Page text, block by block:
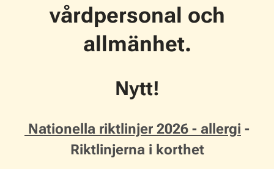
vårdpersonal och
allmänhet.
Nytt!
Nationella riktlinjer 2026 - allergi -
Riktlinjerna i korthet